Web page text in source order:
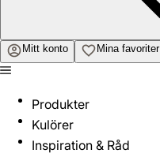
Mitt konto Mina favoriter
Produkter
Kulörer
Inspiration & Råd